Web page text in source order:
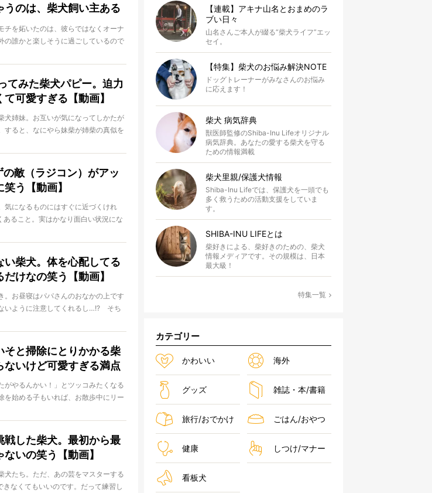
のは、柴犬飼い主ある
チを妬いたのは、彼らではなくオーナ
の誰かと楽しそうに過ごしているので
てみた柴犬パピー。迫力
可愛すぎる【動画】
犬姉妹。お互いが気になってしかたが
すると、なにやら妹柴が姉柴の真似を
の敵（ラジコン）がアッ
う【動画】
気になるものにはすぐに近づくけれ
ること。実はかなり面白い状況にな
ょうね！
柴犬。体を心配してる
けなの笑う【動画】
。お昼寝はパパさんのおなかの上です
いように注意してくれるし…!? そち
く可愛いです！
そと掃除にとりかかる柴
いけど可愛すぎる満点
がやるんかい！」とツッコみたくなる
を始める子もいれば、お散歩中にリー
ちが、可愛すぎる！
戦した柴犬。最初から最
いの笑う【動画】
犬たち。ただ、あの芸をマスターする
なくてもいいのです。だって練習し
【連載】アキナ山名とおまめのラ
ブい日々
山名さんご本人が綴る“柴犬ライフ”エッ
セイ。
【特集】柴犬のお悩み解決NOTE
ドッグトレーナーがみなさんのお悩み
に応えます！
柴犬 病気辞典
獣医師監修のShiba-Inu Lifeオリジナル
病気辞典。あなたの愛する柴犬を守る
ための情報満載
柴犬里親/保護犬情報
Shiba-Inu Lifeでは、保護犬を一頭でも
多く救うための活動支援をしていま
す。
SHIBA-INU LIFEとは
柴好きによる、柴好きのための、柴犬
情報メディアです。その規模は、日本
最大級！
特集一覧
カテゴリー
かわいい 海外
グッズ 雑誌・本/書籍
旅行/おでかけ ごはん/おやつ
健康 しつけ/マナー
看板犬